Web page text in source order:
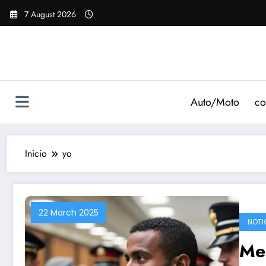
Saltar
7 August 2026
Auto/Moto
Inicio yo
22 March 2025